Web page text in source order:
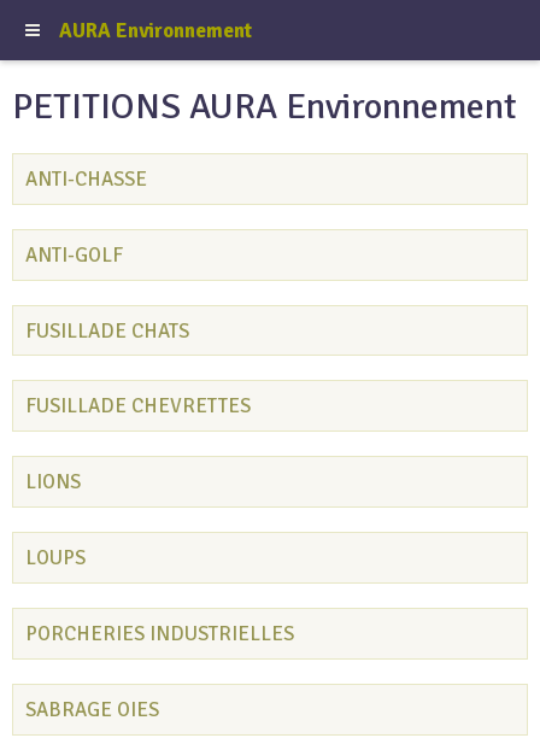
AURA Environnement
PETITIONS AURA Environnement
ANTI-CHASSE
ANTI-GOLF
FUSILLADE CHATS
FUSILLADE CHEVRETTES
LIONS
LOUPS
PORCHERIES INDUSTRIELLES
SABRAGE OIES